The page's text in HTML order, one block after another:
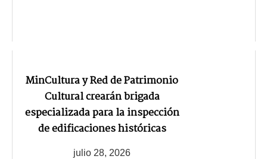
MinCultura y Red de Patrimonio
Cultural crearán brigada
especializada para la inspección
de edificaciones históricas
julio 28, 2026